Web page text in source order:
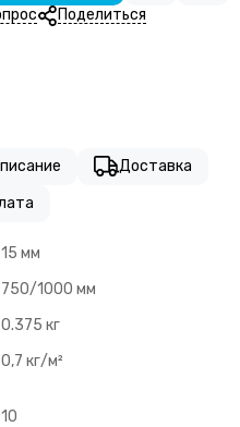
Поделиться
Доставка
15 мм
750/1000 мм
0.375 кг
0,7 кг/м²
10